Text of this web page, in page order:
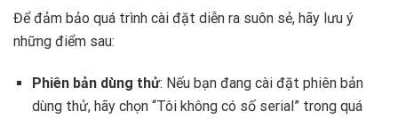
Để đảm bảo quá trình cài đặt diễn ra suôn sẻ, hãy lưu ý
những điểm sau:
Phiên bản dùng thử: Nếu bạn đang cài đặt phiên bản
dùng thử, hãy chọn “Tôi không có số serial” trong quá